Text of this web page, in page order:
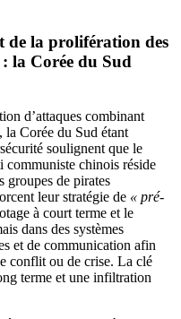
de la prolifération des
: la Corée du Sud
d’attaques combinant
Corée du Sud étant
soulignent que le
communiste chinois réside
groupes de pirates
leur stratégie de « pré-
à court terme et le
dans des systèmes
et de communication afin
conflit ou de crise. La clé
terme et une infiltration